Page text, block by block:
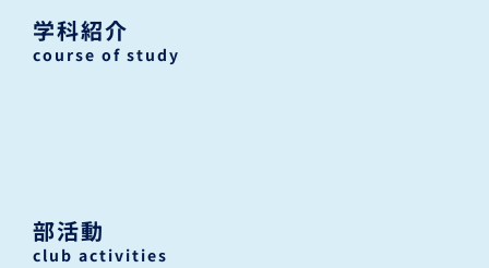
学科紹介
course of study
部活動
club activities